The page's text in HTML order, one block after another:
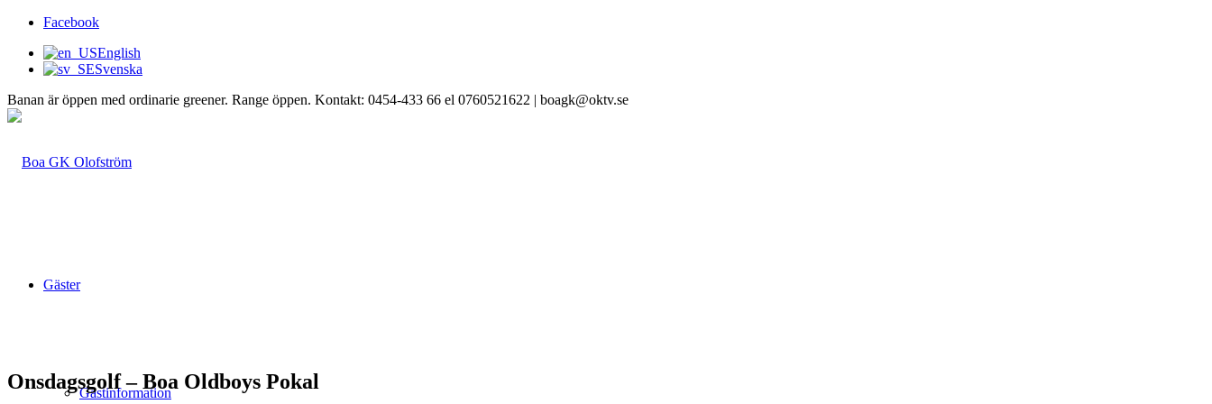
Facebook
English
Svenska
Banan är öppen med ordinarie greener. Range öppen. Kontakt: 0454-433 66 el 0760521622 | boagk@oktv.se
Gäster
Gästinformation
Onsdagsgolf – Boa Oldboys Pokal